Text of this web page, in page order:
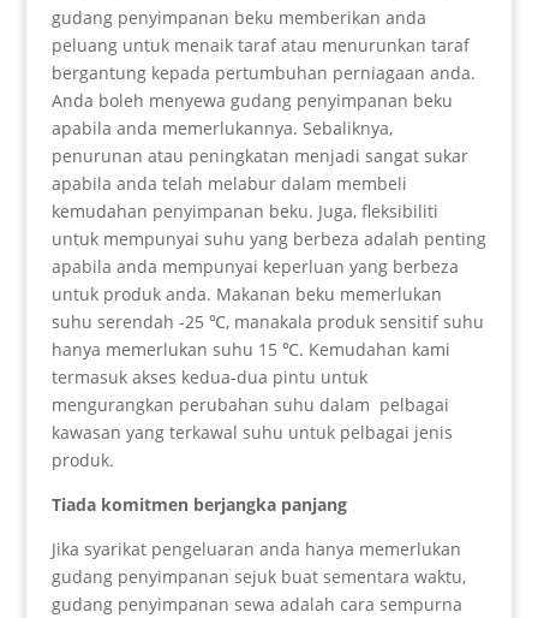
gudang penyimpanan beku memberikan anda
peluang untuk menaik taraf atau menurunkan taraf
bergantung kepada pertumbuhan perniagaan anda.
Anda boleh menyewa gudang penyimpanan beku
apabila anda memerlukannya. Sebaliknya,
penurunan atau peningkatan menjadi sangat sukar
apabila anda telah melabur dalam membeli
kemudahan penyimpanan beku. Juga, fleksibiliti
untuk mempunyai suhu yang berbeza adalah penting
apabila anda mempunyai keperluan yang berbeza
untuk produk anda. Makanan beku memerlukan
suhu serendah -25 ℃, manakala produk sensitif suhu
hanya memerlukan suhu 15 ℃. Kemudahan kami
termasuk akses kedua-dua pintu untuk
mengurangkan perubahan suhu dalam pelbagai
kawasan yang terkawal suhu untuk pelbagai jenis
produk.
Tiada komitmen berjangka panjang
Jika syarikat pengeluaran anda hanya memerlukan
gudang penyimpanan sejuk buat sementara waktu,
gudang penyimpanan sewa adalah cara sempurna